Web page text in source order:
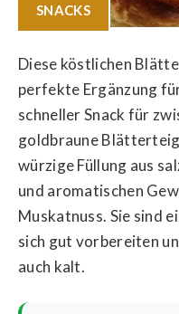
SNACKS
Diese köstlichen
perfekte Ergänzung
schneller Snack für
goldbraune
würzige Füllung aus
und aromatischen
Muskatnuss. Sie sind
sich gut vorbereiten
auch kalt.